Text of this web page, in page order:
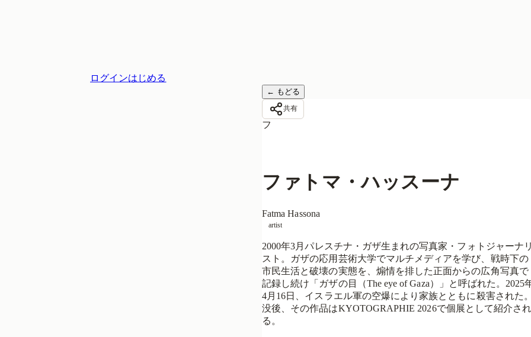
ログインはじめる
← もどる
共有
フ
ファトマ・ハッスーナ
Fatma Hassona
artist
2000年3月パレスチナ・ガザ生まれの写真家・フォトジャーナリ
スト。ガザの応用芸術大学でマルチメディアを学び、戦時下の
市民生活と破壊の実態を、煽情を排した正面からの広角写真で
記録し続け「ガザの目（The eye of Gaza）」と呼ばれた。2025
4月16日、イスラエル軍の空爆により家族とともに殺害された。
没後、その作品はKYOTOGRAPHIE 2026で個展として紹介され
る。